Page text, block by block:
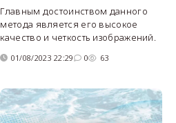
Главным достоинством данного
метода является его высокое
качество и четкость изображений.
01/08/2023 22:29 0 63